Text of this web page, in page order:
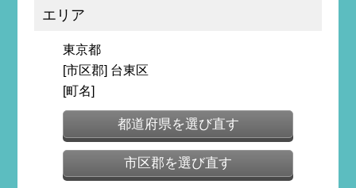
エリア
東京都
[市区郡] 台東区
[町名]
都道府県を選び直す
市区郡を選び直す